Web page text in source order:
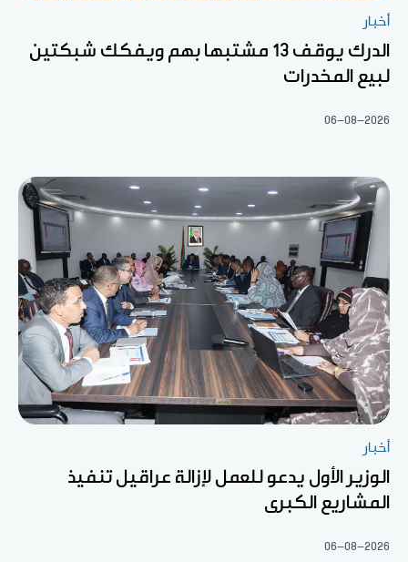
أخبار
الدرك يوقف 13 مشتبها بهم ويفكك شبكتين
لبيع المخدرات
06-08-2026
أخبار
الوزير الأول يدعو للعمل لإزالة عراقيل تنفيذ
المشاريع الكبرى
06-08-2026